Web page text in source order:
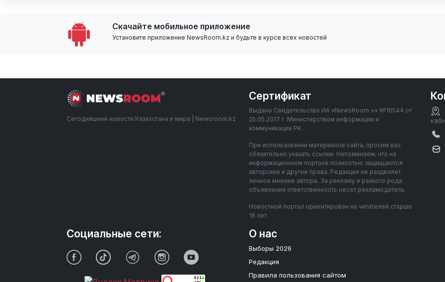
Скачайте мобильное приложение
Установите приложение NewsRoom.kz и будьте в курсе всех новостей
Сегодняшние новости Казахстана и мира | Newsroom.kz
Сертификат
Выдано Свидетельство ИА «NewsRoom +» №16544 от
25.05.2017 г. Министерством информации и
коммуникации РК.
При использовании материалов сайта, просим вас
обязательно указать ссылки. Напоминаем, что на
информационном портале полностью защищаются
авторские и другие права. Редакция не разделяет
личное мнение автора. За рекламу и разного рода
объявления ответственность несет рекламодатель.
Новостной портал ориентирован на читателей старше
18 лет.
О нас
Выборы 2026
Редакция
Правила пользования сайтом
Социальные сети: